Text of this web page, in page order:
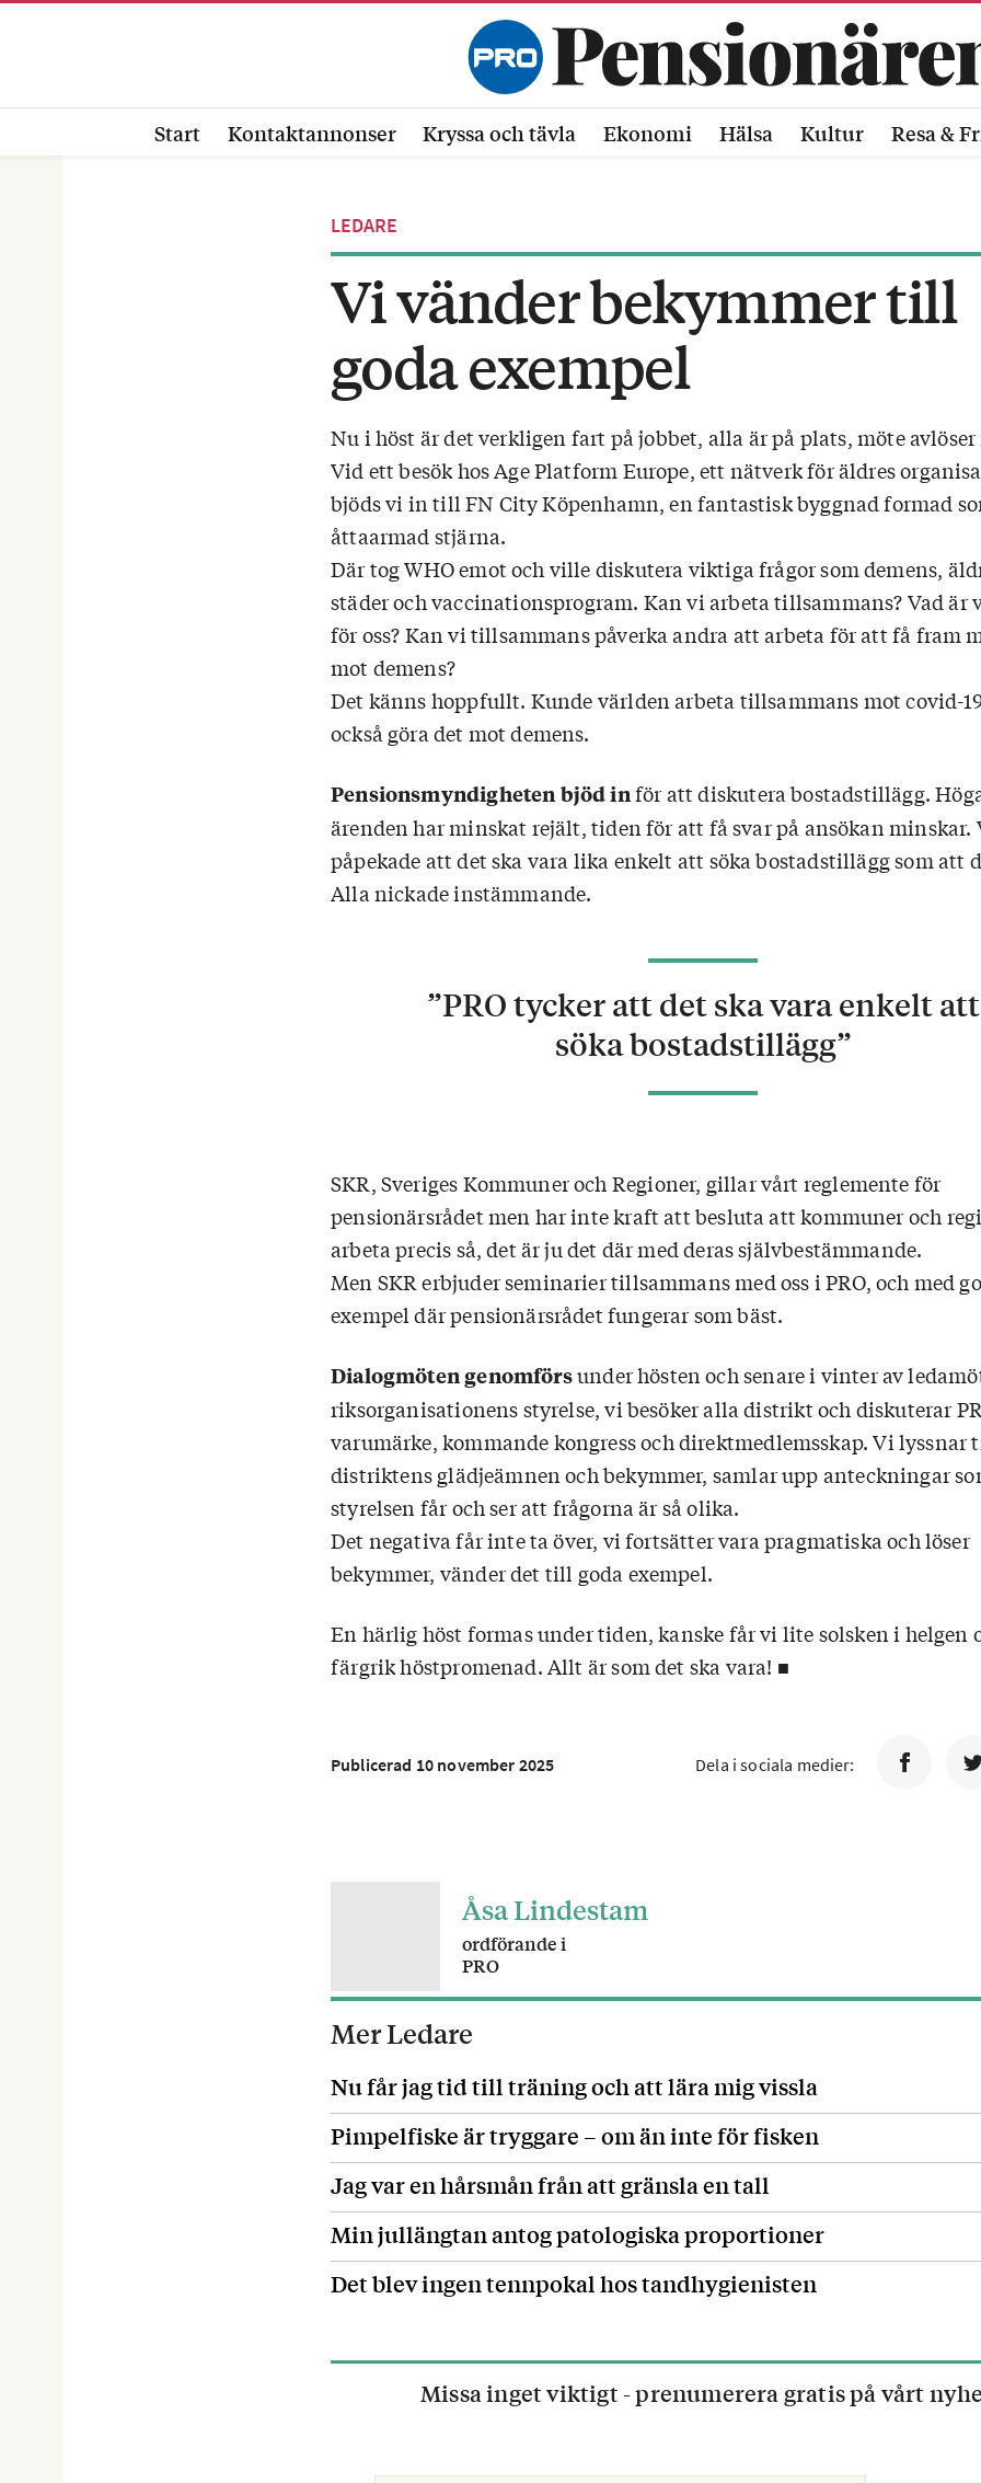
Start Kontaktannonser Kryssa och tävla Ekonomi Hälsa Kultur Resa &
LEDARE
Vi vänder bekymmer till
goda exempel
Nu i höst är det verkligen fart på jobbet, alla är på plats, möte
Vid ett besök hos Age Platform Europe, ett nätverk för äldres
bjöds vi in till FN City Köpenhamn, en fantastisk byggnad formad
åttaarmad stjärna.
Där tog WHO emot och ville diskutera viktiga frågor som demens,
städer och vaccinationsprogram. Kan vi arbeta tillsammans? Vad är
för oss? Kan vi tillsammans påverka andra att arbeta för att få fram
mot demens?
Det känns hoppfullt. Kunde världen arbeta tillsammans mot covid-
också göra det mot demens.
Pensionsmyndigheten bjöd inför att diskutera bostadstillägg.
ärenden har minskat rejält, tiden för att få svar på ansökan minskar.
påpekade att det ska vara lika enkelt att söka bostadstillägg som att
Alla nickade instämmande.
”PRO tycker att det ska vara enkelt att
söka bostadstillägg”
SKR, Sveriges Kommuner och Regioner, gillar vårt reglemente för
pensionärsrådet men har inte kraft att besluta att kommuner och
arbeta precis så, det är ju det där med deras självbestämmande.
Men SKR erbjuder seminarier tillsammans med oss i PRO, och med
exempel där pensionärsrådet fungerar som bäst.
Dialogmöten genomförsunder hösten och senare i vinter av
riksorganisationens styrelse, vi besöker alla distrikt och diskuterar
varumärke, kommande kongress och direktmedlemsskap. Vi lyssnar
distriktens glädjeämnen och bekymmer, samlar upp anteckningar
styrelsen får och ser att frågorna är så olika.
Det negativa får inte ta över, vi fortsätter vara pragmatiska och löser
bekymmer, vänder det till goda exempel.
En härlig höst formas under tiden, kanske får vi lite solsken i helgen
färg­rik höstpromenad. Allt är som det ska vara! ■
Publicerad 10 november 2025 Dela i sociala medier:
Åsa Lindestam
ordförande i
PRO
Mer Ledare
Nu får jag tid till träning och att lära mig vissla
Pimpelfiske är tryggare – om än inte för fisken
Jag var en hårsmån från att gränsla en tall
Min jullängtan antog patologiska proportioner
Det blev ingen tennpokal hos tandhygienisten
Missa inget viktigt - prenumerera gratis på vårt